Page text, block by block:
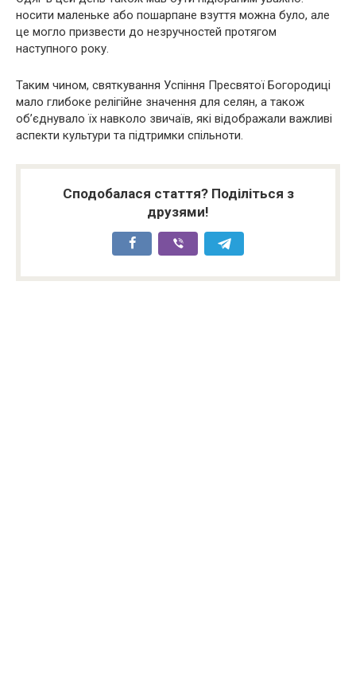
носити маленьке або пошарпане взуття можна було, але
це могло призвести до незручностей протягом
наступного року.
Таким чином, святкування Успіння Пресвятої Богородиці
мало глибоке релігійне значення для селян, а також
об’єднувало їх навколо звичаїв, які відображали важливі
аспекти культури та підтримки спільноти.
Сподобалася стаття? Поділіться з
друзями!